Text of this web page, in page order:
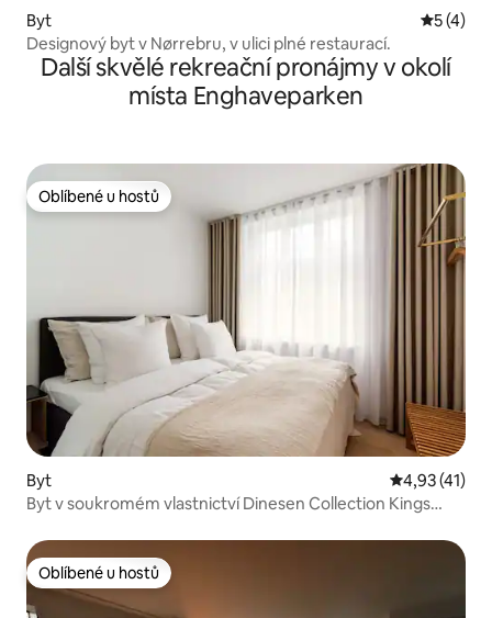
Byt
5 (4)
Designový byt v Nørrebru, v ulici plné restaurací.
Další skvělé rekreační pronájmy v okolí
místa Enghaveparken
Oblíbené u hostů
Oblíbené u hostů
Byt Průměrné
4,93 (41)
Byt v soukromém vlastnictví Dinesen Collection Kings
Oblíbené u hostů
Oblíbené u hostů